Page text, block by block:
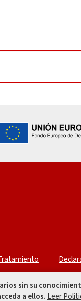
sin su
a ellos. Leer